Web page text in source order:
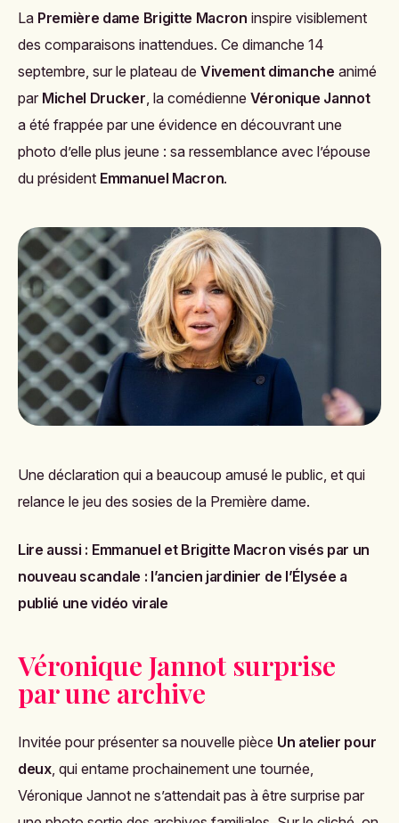
La Première dame Brigitte Macron inspire visiblement
des comparaisons inattendues. Ce dimanche 14
septembre, sur le plateau de Vivement dimanche animé
par Michel Drucker, la comédienne Véronique Jannot
a été frappée par une évidence en découvrant une
photo d’elle plus jeune : sa ressemblance avec l’épouse
du président Emmanuel Macron.
Une déclaration qui a beaucoup amusé le public, et qui
relance le jeu des sosies de la Première dame.
Lire aussi : Emmanuel et Brigitte Macron visés par un
nouveau scandale : l’ancien jardinier de l’Élysée a
publié une vidéo virale
Véronique Jannot surprise
par une archive
Invitée pour présenter sa nouvelle pièce Un atelier pour
deux, qui entame prochainement une tournée,
Véronique Jannot ne s’attendait pas à être surprise par